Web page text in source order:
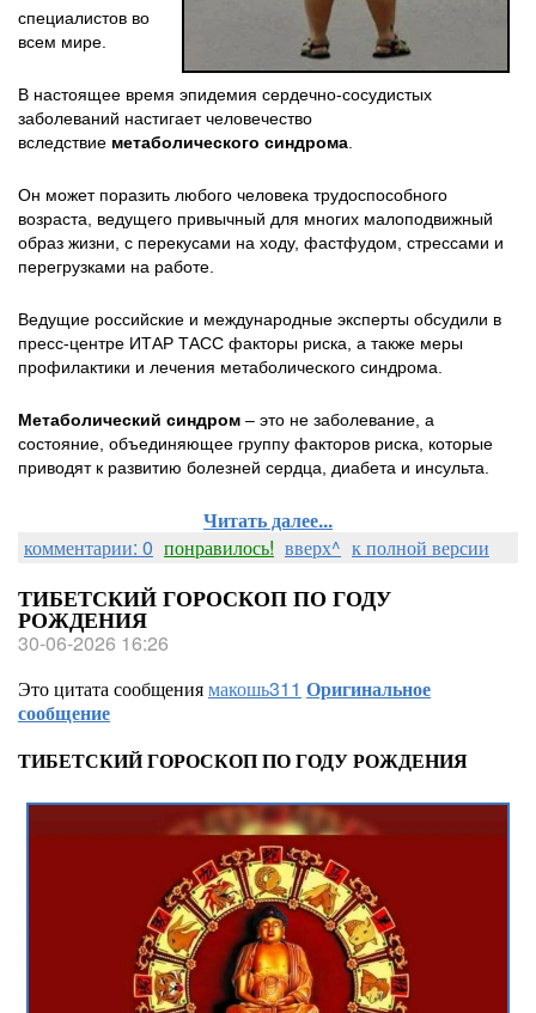
специалистов во
всем мире.
В настоящее время эпидемия сердечно-сосудистых
заболеваний настигает человечество
вследствие метаболического синдрома
Он может поразить любого человека трудоспособного
возраста, ведущего привычный для многих малоподвижный
образ жизни, с перекусами на ходу, фастфудом, стрессами и
перегрузками на работе.
Ведущие российские и международные эксперты обсудили в
пресс-центре ИТАР ТАСС факторы риска, а также меры
профилактики и лечения метаболического синдрома.
Метаболический синдром – это не заболевание, а
состояние, объединяющее группу факторов риска, которые
приводят к развитию болезней сердца, диабета и инсульта.
Читать далее...
комментарии: 0 понравилось! вверх^ к полной версии
ТИБЕТСКИЙ ГОРОСКОП ПО ГОДУ
РОЖДЕНИЯ
30-06-2026 16:26
Это цитата сообщениямакошь311 Оригинальное
сообщение
ТИБЕТСКИЙ ГОРОСКОП ПО ГОДУ РОЖДЕНИЯ